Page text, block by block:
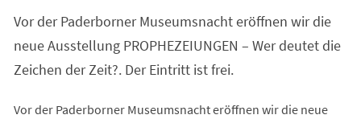
neuen
Tab)
Vor der Paderborner Museumsnacht eröffnen wir die
neue Ausstellung PROPHEZEIUNGEN – Wer deutet die
Zeichen der Zeit?. Der Eintritt ist frei.
Vor der Paderborner Museumsnacht eröffnen wir die neue